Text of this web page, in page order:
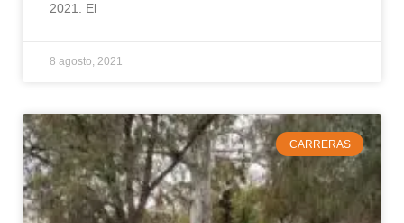
2021. El
8 agosto, 2021
CARRERAS